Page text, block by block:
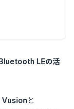
LEの活
Vusion と